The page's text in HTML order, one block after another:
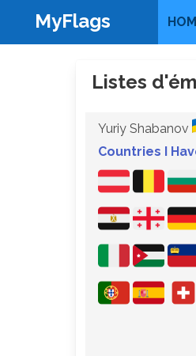
MyFlags
Listes
Yuriy Shabanov
Countries I